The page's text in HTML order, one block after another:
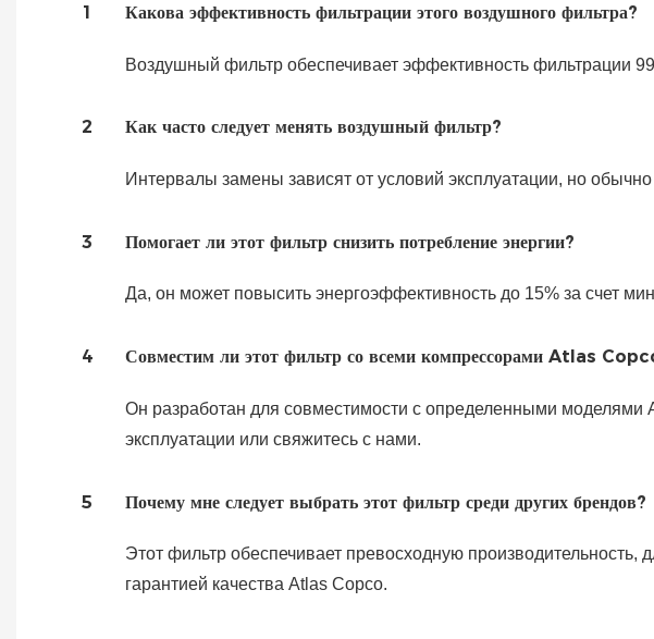
1 Какова эффективность фильтрации этого воздушного фильтра?
Воздушный фильтр обеспечивает эффективность фильтрации
2 Как часто следует менять воздушный фильтр?
Интервалы замены зависят от условий эксплуатации, но
3 Помогает ли этот фильтр снизить потребление энергии?
Да, он может повысить энергоэффективность до 15% за счет
4 Совместим ли этот фильтр со всеми компрессорами Atlas
Он разработан для совместимости с определенными моделями
эксплуатации или свяжитесь с нами.
5 Почему мне следует выбрать этот фильтр среди других брендов?
Этот фильтр обеспечивает превосходную
гарантией качества Atlas Copco.